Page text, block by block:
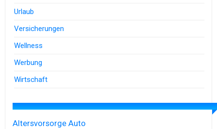
Urlaub
Versicherungen
Wellness
Werbung
Wirtschaft
Altersvorsorge Auto